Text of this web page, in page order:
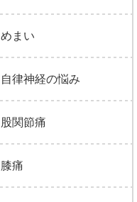
めまい
自律神経の悩み
股関節痛
膝痛